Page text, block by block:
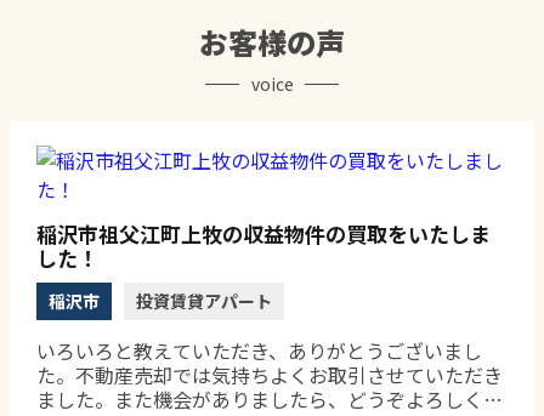
お客様の声
voice
稲沢市祖父江町上牧の収益物件の買取をいたしま
した！
稲沢市 投資賃貸アパート
いろいろと教えていただき、ありがとうございまし
た。不動産売却では気持ちよくお取引させていただき
ました。また機会がありましたら、どうぞよろしくお